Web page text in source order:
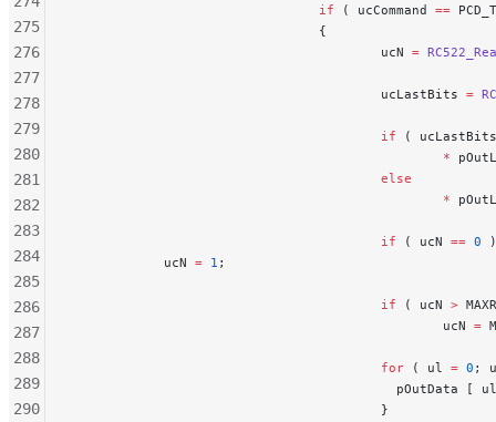
                                if
( ucCommand ==
                                {
                                        ucN
=
                                        ucLastBits
=
                                        if
(
                                                *
                                        else
                                                *
                                        if
( ucN == 0 )
            ucN
= 1 ;
                                        if
( ucN >
                                                ucN
=
                                        for
( ul = 0 ;
pOutData [
                                        }
275
276
277
278
279
280
281
282
283
284
285
286
287
288
289
290